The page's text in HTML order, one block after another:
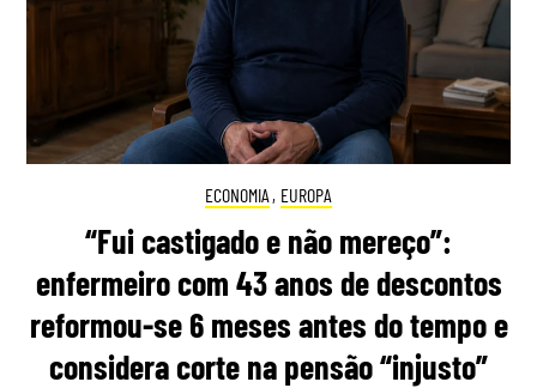
ECONOMIA , EUROPA
“Fui castigado e não mereço”:
enfermeiro com 43 anos de descontos
reformou-se 6 meses antes do tempo e
considera corte na pensão “injusto”